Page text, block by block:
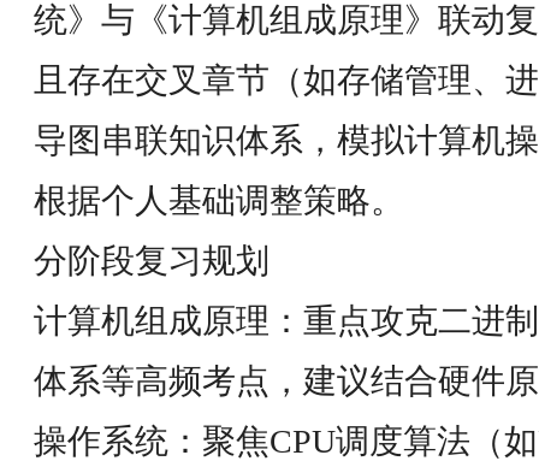
统》与《计算机组成原理》联动
且存在交叉章节（如存储管理、
导图串联知识体系，模拟计算机
根据个人基础调整策略。
分阶段复习规划
计算机组成原理：重点攻克二进
体系等高频考点，建议结合硬件
操作系统：聚焦CPU调度算法（